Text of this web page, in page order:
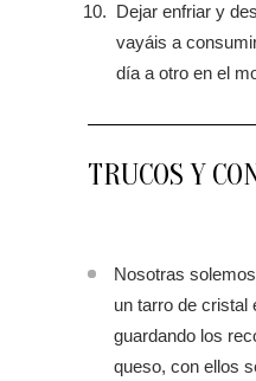
Dejar enfriar y
vayáis a
día a otro en el
TRUCOS Y
Nosotras
un tarro de cristal
guardando los
queso, con ellos